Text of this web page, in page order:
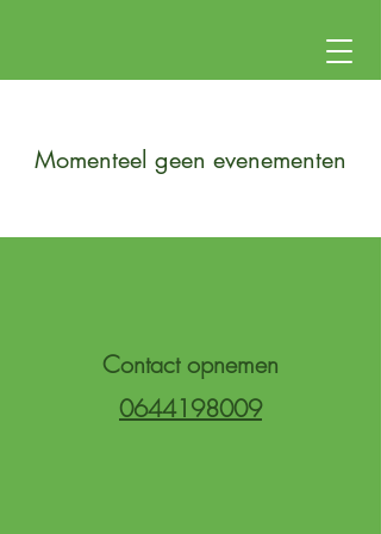
Momenteel geen evenementen
Contact opnemen
0644198009